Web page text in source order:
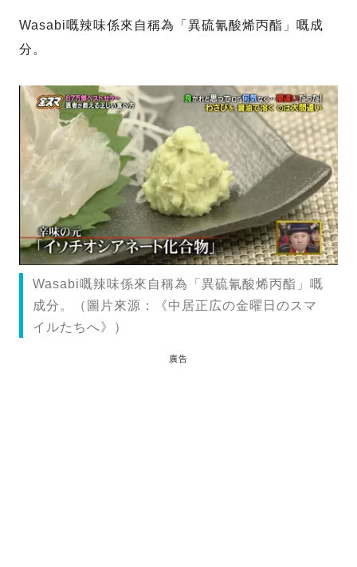
Wasabi嘅辣味係來自稱為「異硫氰酸烯丙酯」嘅成
分。
Wasabi嘅辣味係來自稱為「異硫氰酸烯丙酯」嘅
成分。（圖片來源：《中居正広の金曜日のスマ
イルたちへ》）
廣告